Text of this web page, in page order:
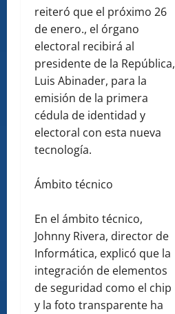
reiteró que el próximo 26
de enero., el órgano
electoral recibirá al
presidente de la República,
Luis Abinader, para la
emisión de la primera
cédula de identidad y
electoral con esta nueva
tecnología.
Ámbito técnico
En el ámbito técnico,
Johnny Rivera, director de
Informática, explicó que la
integración de elementos
de seguridad como el chip
y la foto transparente ha